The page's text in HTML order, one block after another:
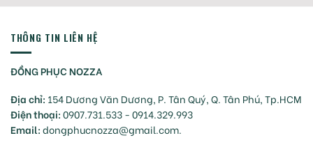
THÔNG TIN LIÊN HỆ
ĐỒNG PHỤC NOZZA
Địa chỉ: 154 Dương Văn Dương, P. Tân Quý, Q. Tân Phú, Tp.HCM
Điện thoại:0907.731.533 - 0914.329.993
Email:dongphucnozza@gmail.com.